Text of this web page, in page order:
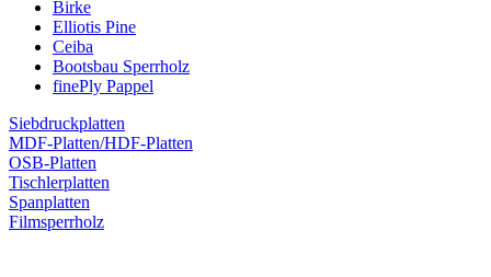
Birke
Elliotis Pine
Ceiba
Bootsbau Sperrholz
finePly Pappel
Siebdruckplatten
MDF-Platten/HDF-Platten
OSB-Platten
Tischlerplatten
Spanplatten
Filmsperrholz